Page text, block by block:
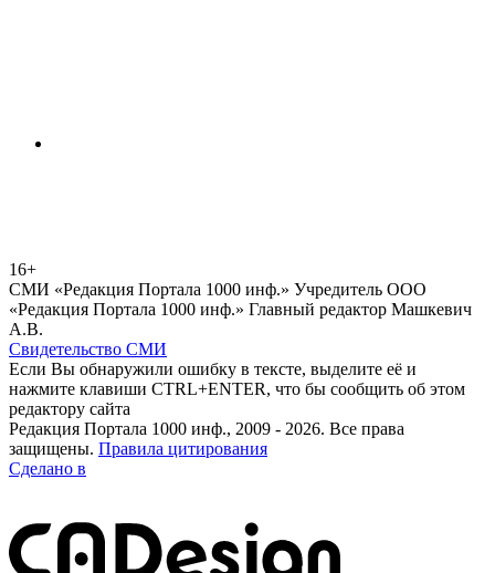
16+
СМИ «Редакция Портала 1000 инф.» Учредитель ООО
«Редакция Портала 1000 инф.» Главный редактор Машкевич
А.В.
Свидетельство СМИ
Если Вы обнаружили ошибку в тексте, выделите её и
нажмите клавиши CTRL+ENTER, что бы сообщить об этом
редактору сайта
Редакция Портала 1000 инф., 2009 - 2026. Все права
защищены. Правила цитирования
Сделано в